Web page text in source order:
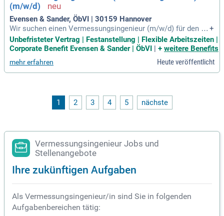
hre Fähigkeiten einzubringen!
(m/w/d)
Evensen & Sander, ÖbVI | 30159 Hannover
Wir suchen einen Vermessungsingenieur (m/w/d) für den A
ußendienst mit Schwerpunkt auf Kataster- und Ingenieurver
messung. Ihre Aufgaben umfassen Liegenschaftsvermessu
ssungen. Dabei nutzen Sie moderne GNSS- und Tachymetert
echnik sowie innovative Methoden wie Laserscanning und
ten teamfähig und kommunikativ sein, um erfolgreich mit Ei
gentümern und Auftraggebern zusammenzuarbeiten. Freuen
+
Unbefristeter Vertrag | Festanstellung | Flexible Arbeitszeiten |
Corporate Benefit Evensen & Sander | ÖbVI
+ weitere Benefits
mehr erfahren Heute veröffentlicht
1 2 3 4 5 nächste
Vermessungsingenieur Jobs und
Stellenangebote
Ihre zukünftigen Aufgaben
Als Vermessungsingenieur/in sind Sie in folgenden
Aufgabenbereichen tätig: